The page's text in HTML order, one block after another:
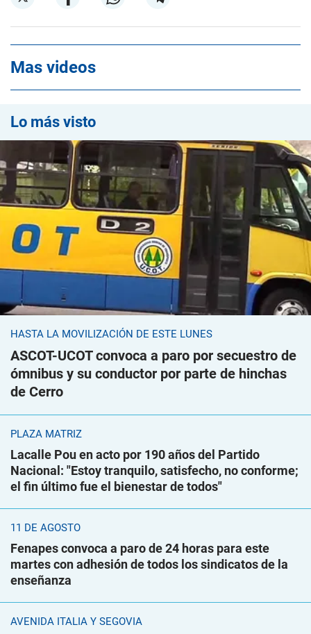
Mas videos
Lo más visto
HASTA LA MOVILIZACIÓN DE ESTE LUNES
ASCOT-UCOT convoca a paro por secuestro de
ómnibus y su conductor por parte de hinchas
de Cerro
PLAZA MATRIZ
Lacalle Pou en acto por 190 años del Partido
Nacional: "Estoy tranquilo, satisfecho, no conforme;
el fin último fue el bienestar de todos"
11 DE AGOSTO
Fenapes convoca a paro de 24 horas para este
martes con adhesión de todos los sindicatos de la
enseñanza
AVENIDA ITALIA Y SEGOVIA